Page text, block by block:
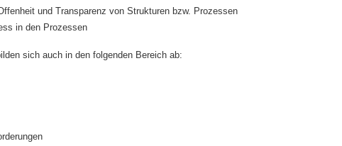
und Transparenz von Strukturen bzw. Prozessen
in den Prozessen
sich auch in den folgenden Bereich ab: